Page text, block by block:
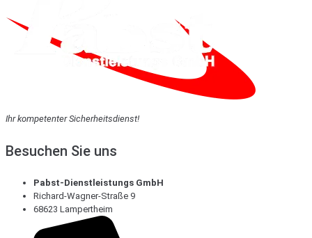
Ihr kompetenter Sicherheitsdienst!
Besuchen Sie uns
Pabst-Dienstleistungs GmbH
Richard-Wagner-Straße 9
68623 Lampertheim